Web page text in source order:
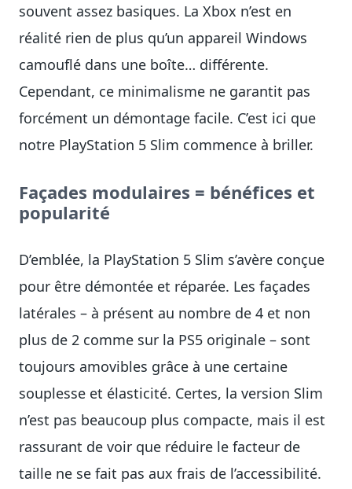
souvent assez basiques. La Xbox n’est en
réalité rien de plus qu’un appareil Windows
camouflé dans une boîte… différente.
Cependant, ce minimalisme ne garantit pas
forcément un démontage facile. C’est ici que
notre PlayStation 5 Slim commence à briller.
Façades modulaires = bénéfices et
popularité
D’emblée, la PlayStation 5 Slim s’avère conçue
pour être démontée et réparée. Les façades
latérales – à présent au nombre de 4 et non
plus de 2 comme sur la PS5 originale – sont
toujours amovibles grâce à une certaine
souplesse et élasticité. Certes, la version Slim
n’est pas beaucoup plus compacte, mais il est
rassurant de voir que réduire le facteur de
taille ne se fait pas aux frais de l’accessibilité.